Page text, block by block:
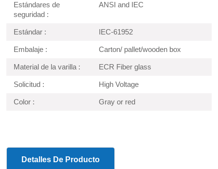
Estándares de
seguridad :
ANSI and IEC
Estándar : IEC-61952
Embalaje : Carton/ pallet/wooden box
Material de la varilla : ECR Fiber glass
Solicitud : High Voltage
Color : Gray or red
Detalles De Producto